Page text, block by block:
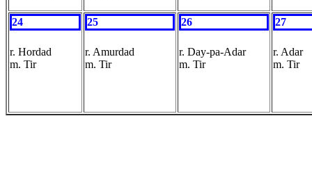
24
r. Hordad
m. Tir
25
r. Amurdad
m. Tir
26
r. Day-pa-Adar
m. Tir
27
r. Adar
m. Tir